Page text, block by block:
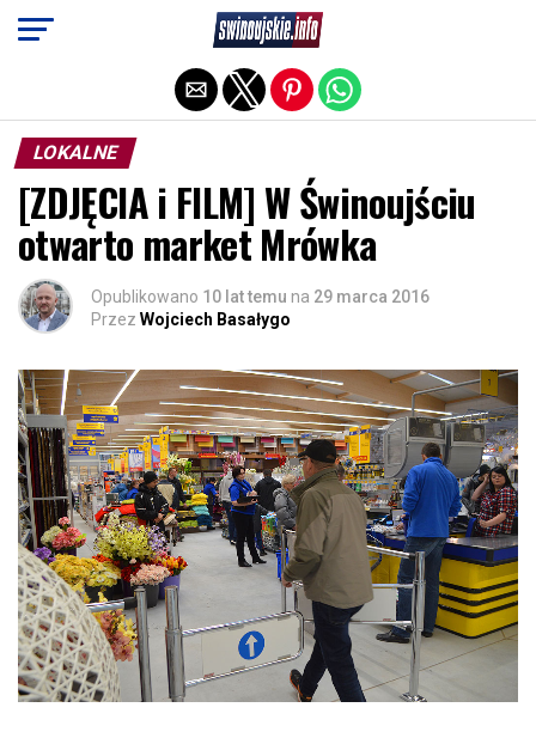
LOKALNE
[ZDJĘCIA i FILM] W Świnoujściu
otwarto market Mrówka
Opublikowano 10 lat temu na 29 marca 2016
Przez Wojciech Basałygo
Exit mobile version